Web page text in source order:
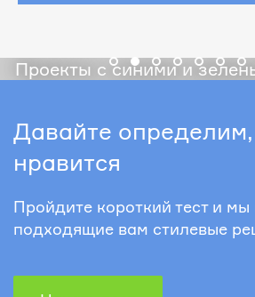
Проекты с синими и
Давайте
нравится
Пройдите короткий тест и
подходящие вам стилевые